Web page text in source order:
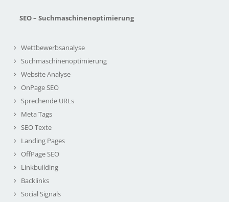
SEO – Suchmaschinenoptimierung
Wettbewerbsanalyse
Suchmaschinenoptimierung
Website Analyse
OnPage SEO
Sprechende URLs
Meta Tags
SEO Texte
Landing Pages
OffPage SEO
Linkbuilding
Backlinks
Social Signals